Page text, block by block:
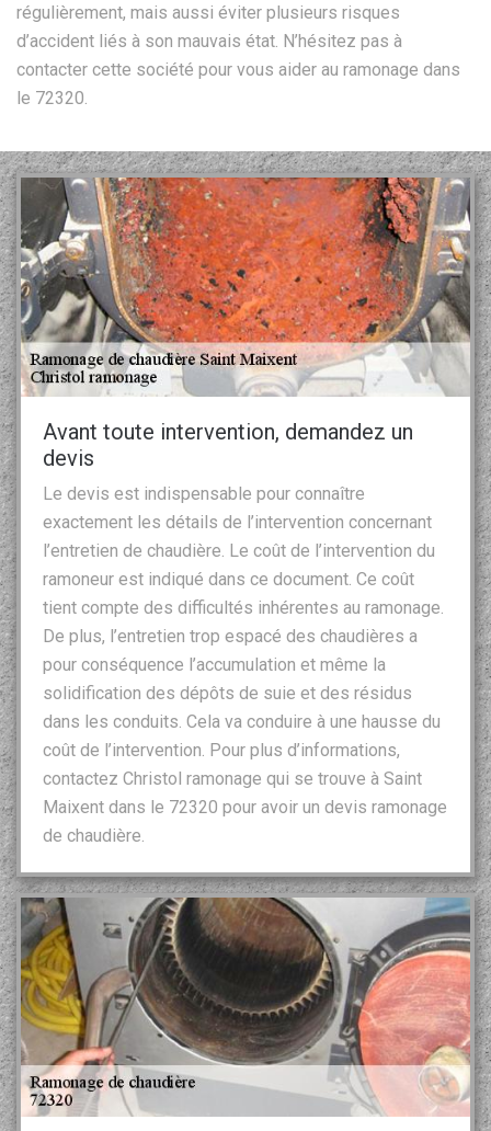
régulièrement, mais aussi éviter plusieurs risques
d’accident liés à son mauvais état. N’hésitez pas à
contacter cette société pour vous aider au ramonage dans
le 72320.
Avant toute intervention, demandez un
devis
Le devis est indispensable pour connaître
exactement les détails de l’intervention concernant
l’entretien de chaudière. Le coût de l’intervention du
ramoneur est indiqué dans ce document. Ce coût
tient compte des difficultés inhérentes au ramonage.
De plus, l’entretien trop espacé des chaudières a
pour conséquence l’accumulation et même la
solidification des dépôts de suie et des résidus
dans les conduits. Cela va conduire à une hausse du
coût de l’intervention. Pour plus d’informations,
contactez Christol ramonage qui se trouve à Saint
Maixent dans le 72320 pour avoir un devis ramonage
de chaudière.